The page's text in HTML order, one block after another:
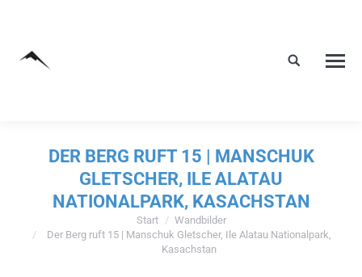
DER BERG RUFT 15 | MANSCHUK
GLETSCHER, ILE ALATAU
NATIONALPARK, KASACHSTAN
Start
Wandbilder
Der Berg ruft 15 | Manschuk Gletscher, Ile Alatau Nationalpark,
Kasachstan